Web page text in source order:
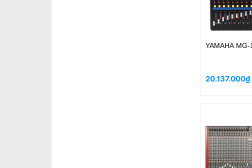
YAMAHA MG-
20.137.000₫